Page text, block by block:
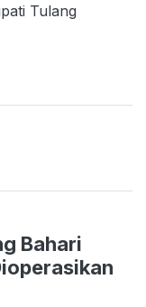
Tulang
Bahari